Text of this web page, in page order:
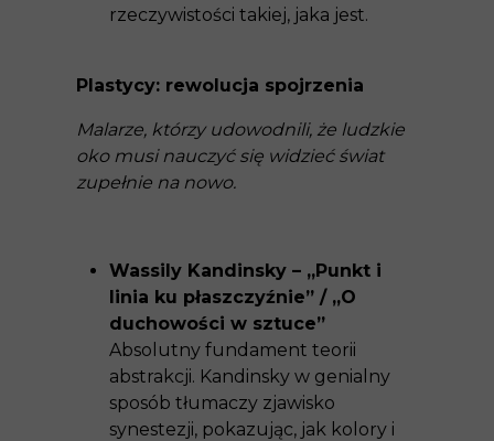
rzeczywistości takiej, jaka jest.
Plastycy: rewolucja spojrzenia
Malarze, którzy udowodnili, że ludzkie
oko musi nauczyć się widzieć świat
zupełnie na nowo.
Wassily Kandinsky – „Punkt i
linia ku płaszczyźnie” / „O
duchowości w sztuce”
Absolutny fundament teorii
abstrakcji. Kandinsky w genialny
sposób tłumaczy zjawisko
synestezji, pokazując, jak kolory i